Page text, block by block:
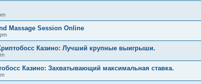
Massage Session Online
Казино: Лучший крупные выигрыши.
Казино: Захватывающий максимальная ставка.